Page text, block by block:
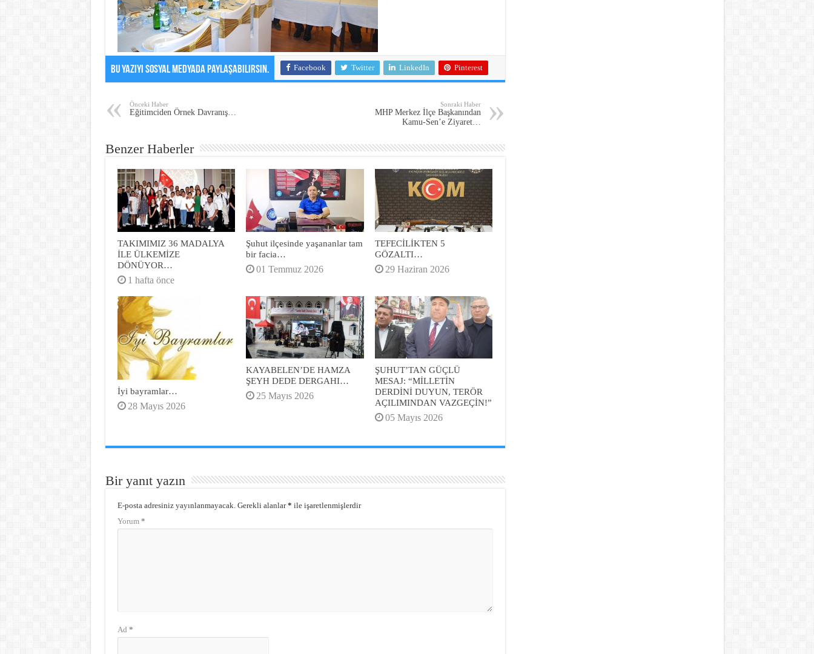
Bu Yazıyı Sosyal Medyada Paylaşabilirsin. Facebook Twitter LinkedIn Pinterest
Önceki Haber
Eğitimciden Örnek Davranış…
Sonraki Haber
MHP Merkez İlçe Başkanından
Kamu-Sen’e Ziyaret…
Benzer Haberler
TAKIMIMIZ 36 MADALYA
İLE ÜLKEMİZE
DÖNÜYOR…
1 hafta önce
Şuhut ilçesinde yaşananlar tam
bir facia…
01 Temmuz 2026
TEFECİLİKTEN 5
GÖZALTI…
29 Haziran 2026
İyi bayramlar…
28 Mayıs 2026
KAYABELEN’DE HAMZA
ŞEYH DEDE DERGAHI…
25 Mayıs 2026
ŞUHUT’TAN GÜÇLÜ
MESAJ: “MİLLETİN
DERDİNİ DUYUN, TERÖR
AÇILIMINDAN VAZGEÇİN!”
05 Mayıs 2026
Bir yanıt yazın
E-posta adresiniz yayınlanmayacak. Gerekli alanlar* ile işaretlenmişlerdir
Yorum *
Ad *